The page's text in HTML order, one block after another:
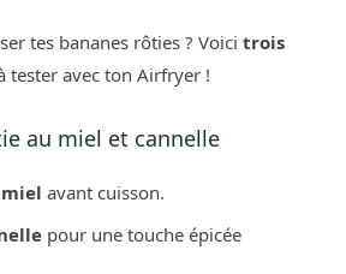
tes bananes rôties ? Voici trois
tester avec ton Airfryer !
au miel et cannelle
avant cuisson.
pour une touche épicée